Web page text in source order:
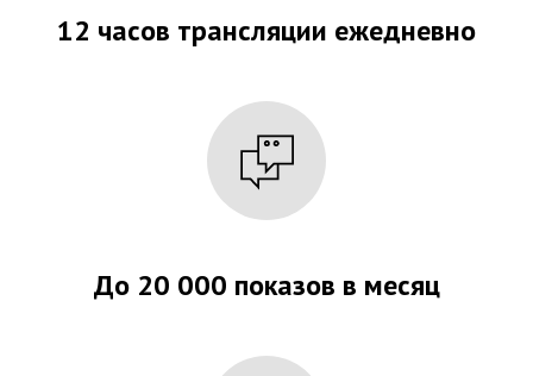
12 часов трансляции ежедневно
До 20 000 показов в месяц